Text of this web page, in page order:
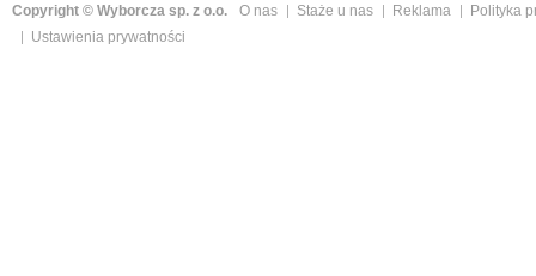
Copyright © Wyborcza sp. z o.o. O nas Staże u nas Reklama
Polityka
Ustawienia prywatności